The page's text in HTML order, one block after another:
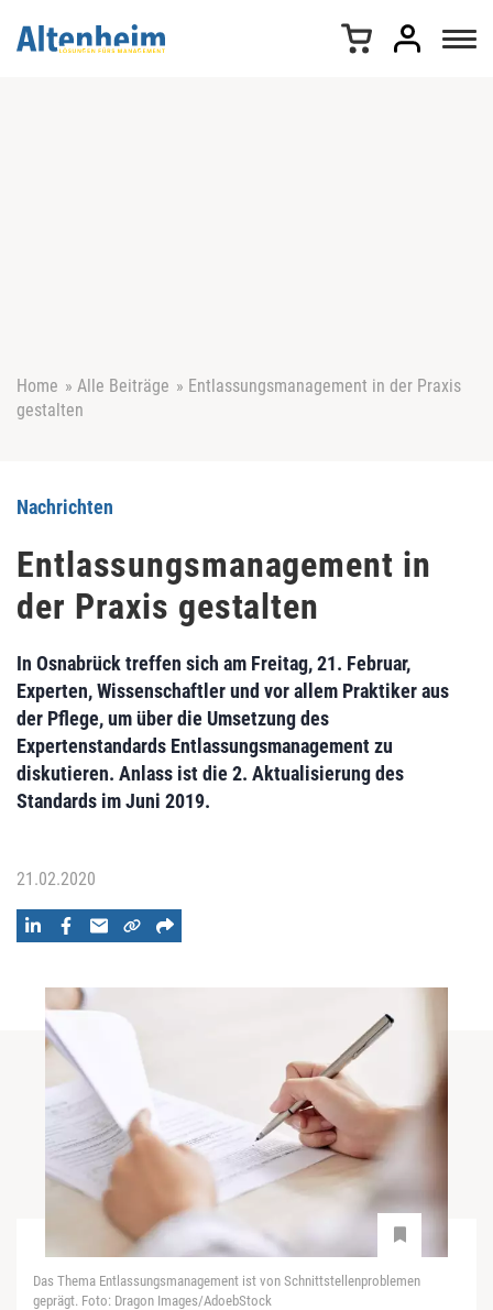
Home » Alle Beiträge » Entlassungsmanagement in der Praxis
gestalten
Nachrichten
Entlassungsmanagement in
der Praxis gestalten
In Osnabrück treffen sich am Freitag, 21. Februar,
Experten, Wissenschaftler und vor allem Praktiker aus
der Pflege, um über die Umsetzung des
Expertenstandards Entlassungsmanagement zu
diskutieren. Anlass ist die 2. Aktualisierung des
Standards im Juni 2019.
21.02.2020
Das Thema Entlassungsmanagement ist von Schnittstellenproblemen
geprägt. Foto: Dragon Images/AdoebStock